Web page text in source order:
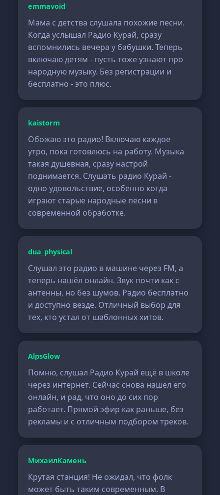
emmavoid
Мама с детства слушала похожие песни.
Когда услышал Радио Курай, сразу
вспомнились вечера у бабушки. Теперь
включаю детям - пусть тоже узнают про
народную музыку. Без регистрации и
бесплатно - это плюс.
kaistorm
Обожаю это радио! Включаю каждое
утро, пока готовлюсь на работу. Музыка
такая душевная, сразу настрой
поднимается. Слушать радио Курай -
одно удовольствие, особенно когда
играют старые народные песни в
современной обработке.
dua_physical
Слушал это радио в машине через FM, а
теперь нашёл онлайн. Звук почти как с
антенны, но без шумов. Радио бесплатно
и доступно везде. Отличный выбор для
тех, кто устал от шаблонных хитов.
AlpsGlow
Помню, слушал Радио Курай ещё в школе
через интернет. Сейчас снова нашёл его
онлайн, и рад, что оно до сих пор
работает. Прямой эфир как раньше, без
рекламы и с отличным подбором треков.
МихаилКамень
Крутая станция! Не ожидал, что фолк
может быть таким современным. В